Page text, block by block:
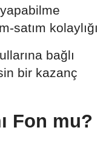
satım kolaylığı
bağlı
bir kazanç
Fon mu?